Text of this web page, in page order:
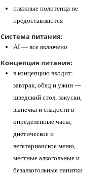
пляжные полотенца не
предоставляются
Система питания:
AI — все включено
Концепция питания:
в концепцию входит:
завтрак, обед и ужин —
шведский стол, закуски,
выпечка и сладости в
определенные часы,
диетическое и
вегетарианское меню,
местные алкогольные и
безалкогольные напитки